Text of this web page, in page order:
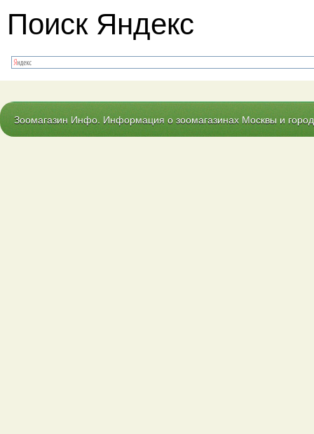
Поиск Яндекс
Зоомагазин Инфо. Информация о зоомагазинах Москвы и